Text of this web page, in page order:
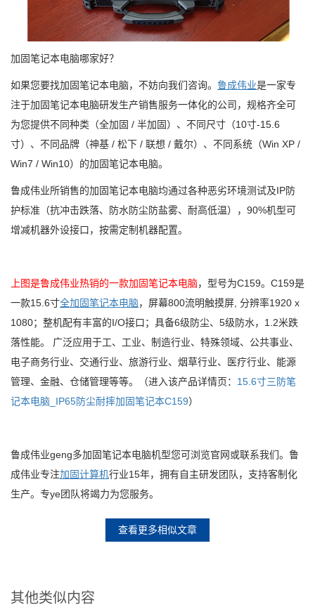
加固笔记本电脑哪家好？
如果您要找加固笔记本电脑，不妨向我们咨询。 鲁成伟业是一家专
注于加固笔记本电脑研发生产销售服务一体化的公司，规格齐全可
为您提供不同种类（全加固 / 半加固）、不同尺寸（10寸-15.6
寸）、不同品牌（神基 / 松下 / 联想 / 戴尔）、不同系统（Win XP /
Win7 / Win10）的加固笔记本电脑。
鲁成伟业所销售的加固笔记本电脑均通过各种恶劣环境测试及IP防
护标准（抗冲击跌落、防水防尘防盐雾、耐高低温），90%机型可
增减机器外设接口，按需定制机器配置。
上图是鲁成伟业热销的一款加固笔记本电脑，型号为C159。C159是
一款15.6寸全加固笔记本电脑，屏幕800流明触摸屏, 分辨率1920 x
1080；整机配有丰富的I/O接口；具备6级防尘、5级防水，1.2米跌
落性能。 广泛应用于工、工业、制造行业、特殊领域、公共事业、
电子商务行业、交通行业、旅游行业、烟草行业、医疗行业、能源
管理、金融、仓储管理等等。（进入该产品详情页： 15.6寸三防笔
记本电脑_IP65防尘耐摔加固笔记本C159）
鲁成伟业geng多加固笔记本电脑机型您可浏览官网或联系我们。鲁
成伟业专注加固计算机行业15年，拥有自主研发团队，支持客制化
生产。专ye团队将竭力为您服务。
查看更多相似文章
其他类似内容